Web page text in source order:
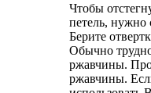
Чтобы
петель, нужно
Берите
Обычно
ржавчины.
ржавчины.